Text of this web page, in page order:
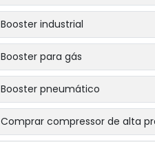
Booster industrial
Booster para gás
Booster pneumático
Comprar compressor de alta